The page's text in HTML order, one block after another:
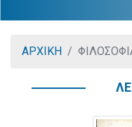
ΑΡΧΙΚΗ